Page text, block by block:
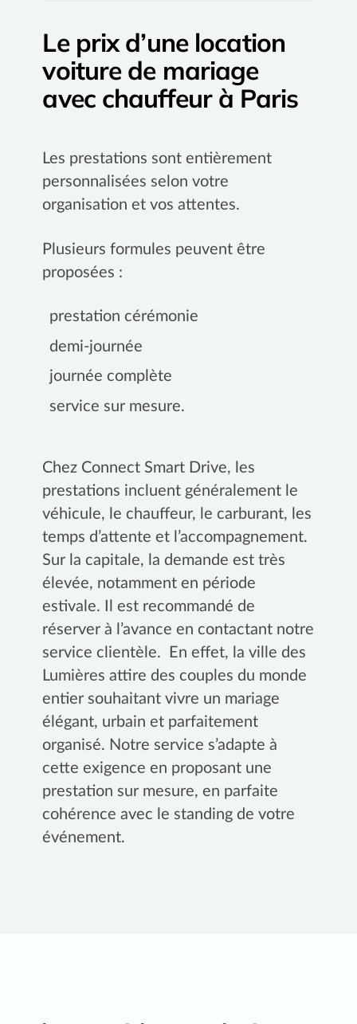
Le prix d’une location
voiture de mariage
avec chauffeur à Paris
Les prestations sont entièrement
personnalisées selon votre
organisation et vos attentes.
Plusieurs formules peuvent être
proposées :
prestation cérémonie
demi-journée
journée complète
service sur mesure.
Chez Connect Smart Drive, les
prestations incluent généralement le
véhicule, le chauffeur, le carburant, les
temps d’attente et l’accompagnement.
Sur la capitale, la demande est très
élevée, notamment en période
estivale. Il est recommandé de
réserver à l’avance en contactant notre
service clientèle. En effet, la ville des
Lumières attire des couples du monde
entier souhaitant vivre un mariage
élégant, urbain et parfaitement
organisé. Notre service s’adapte à
cette exigence en proposant une
prestation sur mesure, en parfaite
cohérence avec le standing de votre
événement.